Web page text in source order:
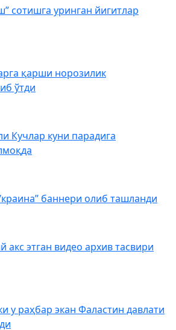
сотишга уринган йигитлар
қарши норозилик
ўтди
Кучлар куни парадига
баннери олиб ташланди
этган видео архив тасвири
у раҳбар экан Фаластин давлати